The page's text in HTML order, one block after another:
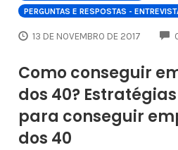
PERGUNTAS E RESPOSTAS -
13 DE NOVEMBRO DE 2017
Como conseguir
dos 40?
para conseguir
dos 40